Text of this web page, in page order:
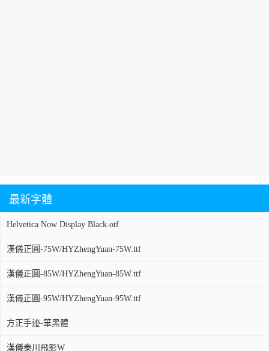
最新字體
Helvetica Now Display Black.otf
漢儀正圓-75W/HYZhengYuan-75W.ttf
漢儀正圓-85W/HYZhengYuan-85W.ttf
漢儀正圓-95W/HYZhengYuan-95W.ttf
方正手迹-笨黑體
漢儀秦川飛影W